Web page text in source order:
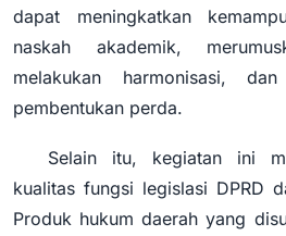
dapat meningkatkan
naskah akademik,
melakukan harmonisasi,
pembentukan perda.
Selain itu, kegiatan ini
kualitas fungsi legislasi DPRD
Produk hukum daerah yang